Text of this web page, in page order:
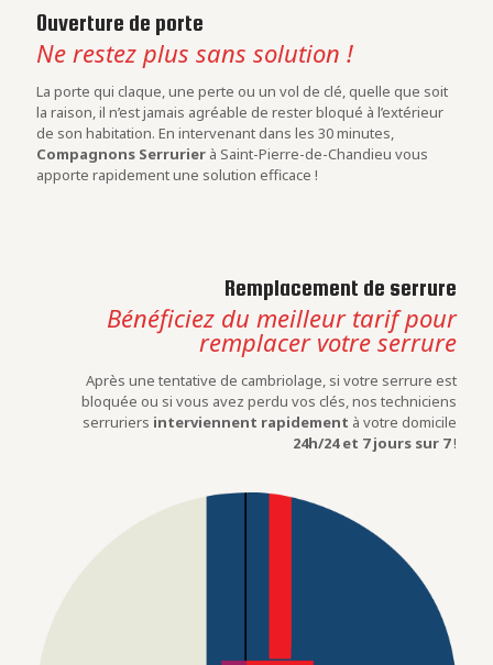
Ouverture de porte
Ne restez plus sans solution !
La porte qui claque, une perte ou un vol de clé, quelle que soit
la raison, il n’est jamais agréable de rester bloqué à l’extérieur
de son habitation. En intervenant dans les 30 minutes,
Compagnons Serrurier à Saint-Pierre-de-Chandieu vous
apporte rapidement une solution efficace !
Remplacement de serrure
Bénéficiez du meilleur tarif pour
remplacer votre serrure
Après une tentative de cambriolage, si votre serrure est
bloquée ou si vous avez perdu vos clés, nos techniciens
serruriers interviennent rapidement à votre domicile
24h/24 et 7 jours sur 7!